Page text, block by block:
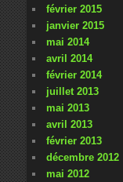
février 2015
janvier 2015
mai 2014
avril 2014
février 2014
juillet 2013
mai 2013
avril 2013
février 2013
décembre 2012
mai 2012